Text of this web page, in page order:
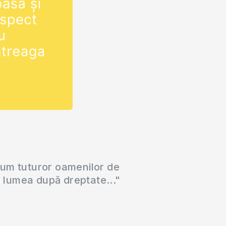
ucenicul
devino-
dumnezeu/
a…
tuturor oamenilor de
după dreptate..."